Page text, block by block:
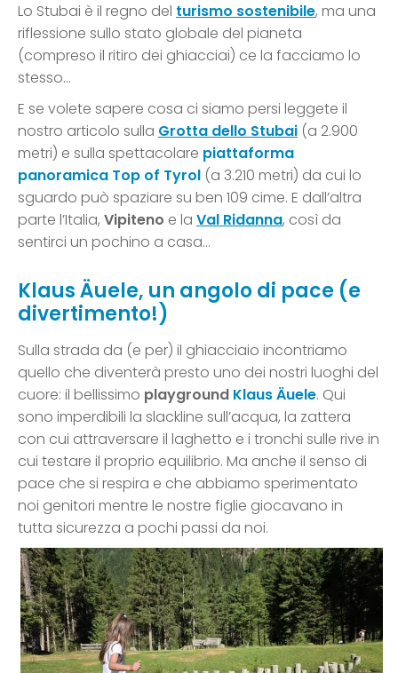
Lo Stubai è il regno del turismo sostenibile, ma una
riflessione sullo stato globale del pianeta
(compreso il ritiro dei ghiacciai) ce la facciamo lo
stesso…
E se volete sapere cosa ci siamo persi leggete il
nostro articolo sulla Grotta dello Stubai (a 2.900
metri) e sulla spettacolare piattaforma
panoramica Top of Tyrol (a 3.210 metri) da cui lo
sguardo può spaziare su ben 109 cime. E dall’altra
parte l’Italia, Vipiteno e la Val Ridanna, così da
sentirci un pochino a casa…
Klaus Äuele, un angolo di pace (e
divertimento!)
Sulla strada da (e per) il ghiacciaio incontriamo
quello che diventerà presto uno dei nostri luoghi del
cuore: il bellissimo playground Klaus Äuele. Qui
sono imperdibili la slackline sull’acqua, la zattera
con cui attraversare il laghetto e i tronchi sulle rive in
cui testare il proprio equilibrio. Ma anche il senso di
pace che si respira e che abbiamo sperimentato
noi genitori mentre le nostre figlie giocavano in
tutta sicurezza a pochi passi da noi.